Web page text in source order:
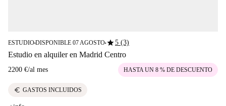
ESTUDIO■DISPONIBLE 07 AGOSTO■star5 (3)
Estudio en alquiler en Madrid Centro
2200 €/al mes HASTA UN 8 % DE DESCUENTO
euro GASTOS INCLUIDOS